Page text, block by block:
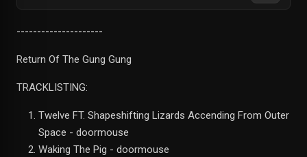
---------------------
Return Of The Gung Gung
TRACKLISTING:
Twelve FT. Shapeshifting Lizards Accending From Outer
Space - doormouse
Waking The Pig - doormouse